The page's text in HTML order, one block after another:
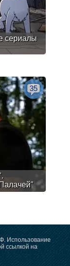
сериалы
35
Использование
ссылкой на